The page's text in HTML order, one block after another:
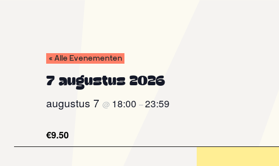
Pluk
Nacht
Open
film
festival
« Alle Evenementen
7 augustus 2026
augustus 7 @ 18:00 –23:59
€9.50